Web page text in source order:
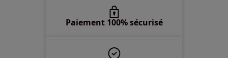
Paiement 100% sécurisé